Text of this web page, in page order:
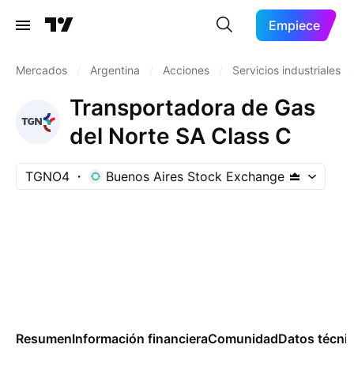
Empiece
Mercados Argentina Acciones Servicios industriales
Transportadora de Gas
del Norte SA Class C
TGNO4 Buenos Aires Stock Exchange
ResumenInformación financieraComunidadDatos